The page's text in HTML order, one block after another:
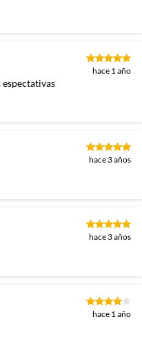
hace 1 año
hace 3 años
hace 3 años
hace 1 año